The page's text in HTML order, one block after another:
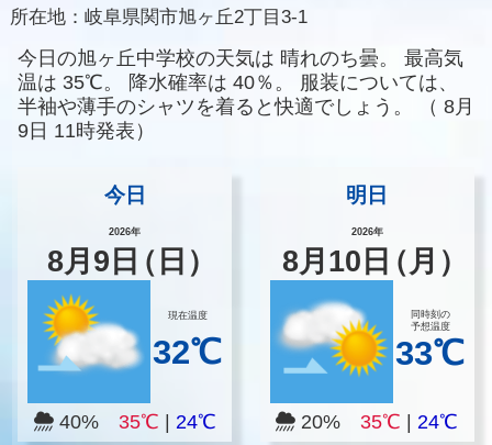
所在地： 岐阜県関市旭ヶ丘2丁目3-1
今日の旭ヶ丘中学校の天気は 晴れのち曇。
最高気
温は 35℃。 降水確率は 40％。
服装については、
半袖や薄手のシャツを着ると快適でしょう。
（ 8月
9日 11時発表）
今日
2026年
8月 9 日（日）
現在温度
32℃
40% 35℃ 24℃
明日
2026年
8月 10 日（月）
同時刻の
予想温度
33℃
20%35℃ |24℃